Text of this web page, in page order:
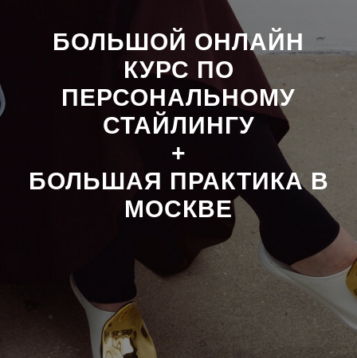
БОЛЬШОЙ ОНЛАЙН
КУРС ПО
ПЕРСОНАЛЬНОМУ
СТАЙЛИНГУ
+
БОЛЬШАЯ ПРАКТИКА В
МОСКВЕ